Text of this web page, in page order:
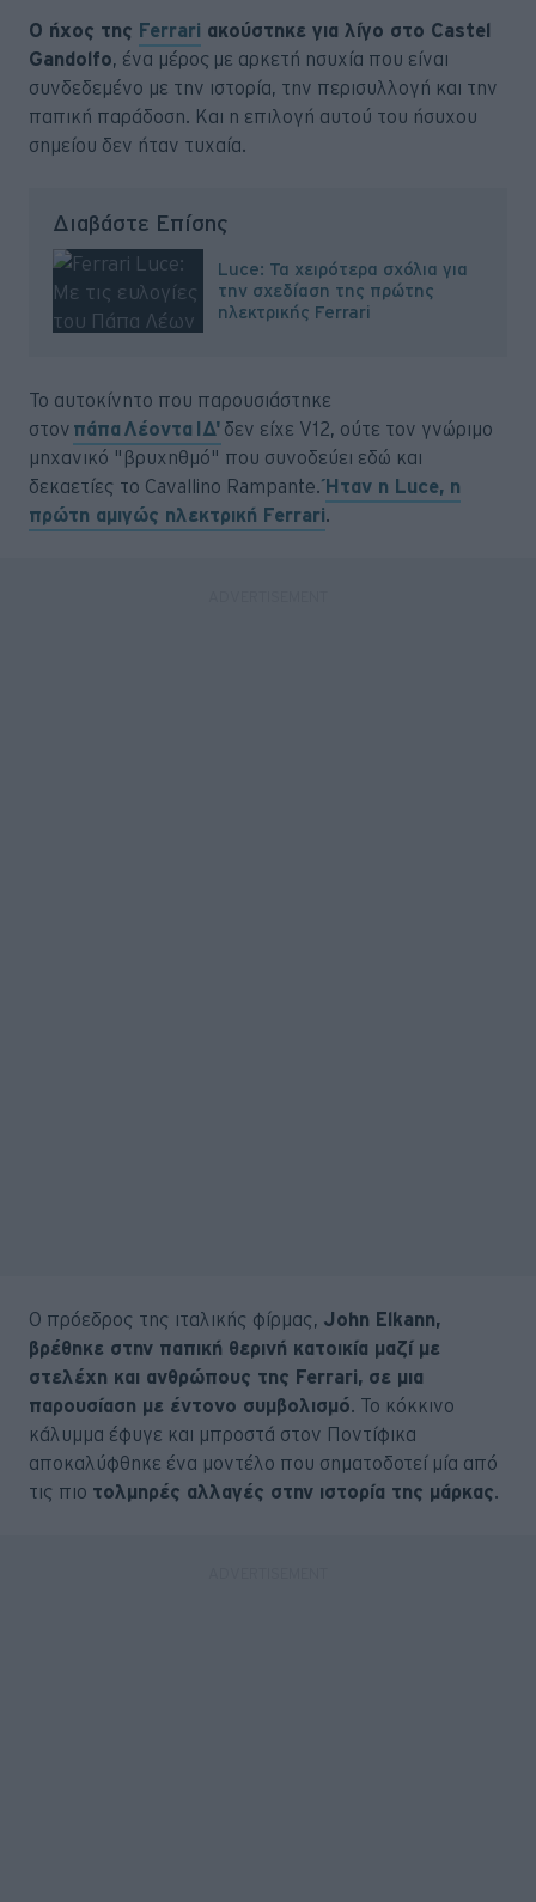
Ο ήχος της Ferrari ακούστηκε για λίγο στο Castel
Gandolfo , ένα μέρος με αρκετή ησυχία που είναι
συνδεδεμένο με την ιστορία, την περισυλλογή και την
παπική παράδοση. Και η επιλογή αυτού του ήσυχου
σημείου δεν ήταν τυχαία.
Διαβάστε Επίσης
Luce: Τα χειρότερα σχόλια για
την σχεδίαση της πρώτης
ηλεκτρικής Ferrari
Το αυτοκίνητο που παρουσιάστηκε
στον πάπα Λέοντα ΙΔ' δεν είχε V12, ούτε τον γνώριμο
μηχανικό "βρυχηθμό" που συνοδεύει εδώ και
δεκαετίες το Cavallino Rampante.Ήταν η Luce, η
πρώτη αμιγώς ηλεκτρική Ferrari.
Ο πρόεδρος της ιταλικής φίρμας, John Elkann,
βρέθηκε στην παπική θερινή κατοικία μαζί με
στελέχη και ανθρώπους της Ferrari, σε μια
παρουσίαση με έντονο συμβολισμό. Το κόκκινο
κάλυμμα έφυγε και μπροστά στον Ποντίφικα
αποκαλύφθηκε ένα μοντέλο που σηματοδοτεί μία από
τις πιο τολμηρές αλλαγές στην ιστορία της μάρκας.